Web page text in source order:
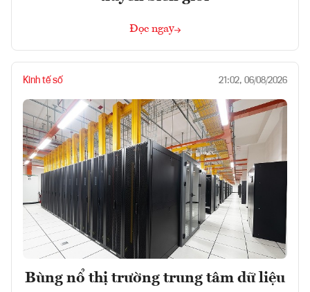
Đọc ngay
Kinh tế số 21:02, 06/08/2026
Bùng nổ thị trường trung tâm dữ liệu